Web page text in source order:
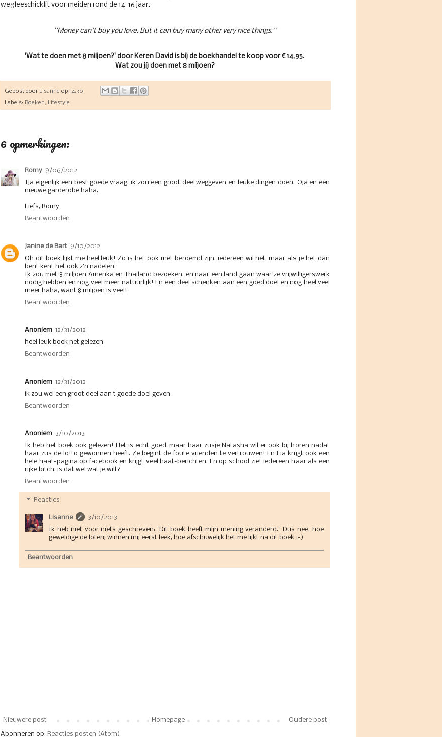
wegleeschicklit voor meiden rond de 14-16 jaar.
''Money can't buy you love. But it can buy many other very nice things.''
'Wat te doen met 8 miljoen?' door Keren David is bij de boekhandel te koop voor € 14,95.
Wat zou jij doen met 8 miljoen?
Gepost door Lisanne op 14:30
Labels: Boeken, Lifestyle
6 opmerkingen:
Romy 9/06/2012
Tja eigenlijk een best goede vraag, ik zou een groot deel weggeven en leuke dingen doen. Oja en een
nieuwe garderobe haha.
Liefs, Romy
Beantwoorden
Janine de Bart 9/10/2012
Oh dit boek lijkt me heel leuk! Zo is het ook met beroemd zijn, iedereen wil het, maar als je het dan
bent kent het ook z'n nadelen.
Ik zou met 8 miljoen Amerika en Thailand bezoeken, en naar een land gaan waar ze vrijwilligerswerk
nodig hebben en nog veel meer natuurlijk! En een deel schenken aan een goed doel en nog heel veel
meer haha, want 8 miljoen is veel!
Beantwoorden
Anoniem 12/31/2012
heel leuk boek net gelezen
Beantwoorden
Anoniem 12/31/2012
ik zou wel een groot deel aan t goede doel geven
Beantwoorden
Anoniem 3/10/2013
Ik heb het boek ook gelezen! Het is echt goed, maar haar zusje Natasha wil er ook bij horen nadat
haar zus de lotto gewonnen heeft. Ze begint de foute vrienden te vertrouwen! En Lia krijgt ook een
hele haat-pagina op facebook en krijgt veel haat-berichten. En op school ziet iedereen haar als een
rijke bitch, is dat wel wat je wilt?
Beantwoorden
Reacties
Lisanne
3/10/2013
Ik heb niet voor niets geschreven: "Dit boek heeft mijn mening veranderd." Dus nee, hoe
geweldige de loterij winnen mij eerst leek, hoe afschuwelijk het me lijkt na dit boek ;-)
Beantwoorden
Nieuwere post Oudere post
Homepage
Abonneren op: Reacties posten (Atom)